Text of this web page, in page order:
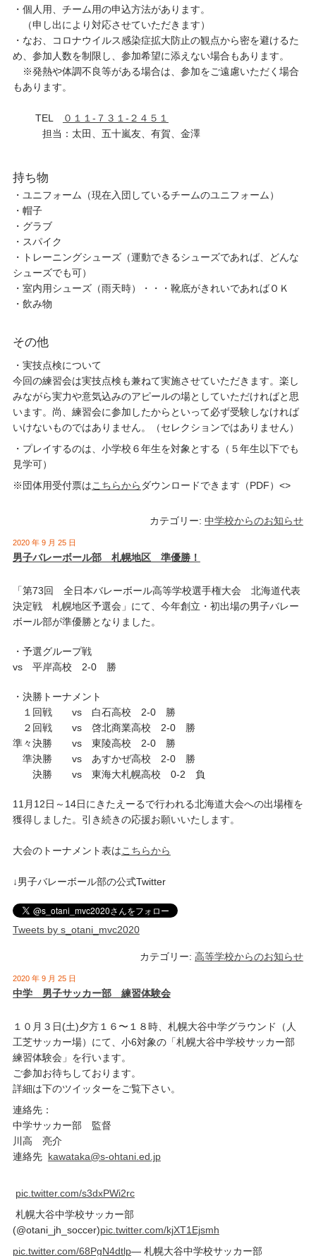
・個人用、チーム用の申込方法があります。
（申し出により対応させていただきます）
・なお、コロナウイルス感染症拡大防止の観点から密を避けるた
め、参加人数を制限し、参加希望に添えない場合もあります。
※発熱や体調不良等がある場合は、参加をご遠慮いただく場合
もあります。
TEL
０１１-７３１-２４５１
担当：太田、五十嵐友、有賀、金澤
持ち物
・ユニフォーム（現在入団しているチームのユニフォーム）
・帽子
・グラブ
・スパイク
・トレーニングシューズ（運動できるシューズであれば、どんな
シューズでも可）
・室内用シューズ（雨天時）・・・靴底がきれいであればＯＫ
・飲み物
その他
・実技点検について
今回の練習会は実技点検も兼ねて実施させていただきます。楽し
みながら実力や意気込みのアピールの場としていただければと思
います。尚、練習会に参加したからといって必ず受験しなければ
いけないものではありません。（セレクションではありません）
・プレイするのは、小学校６年生を対象とする（５年生以下でも
見学可）
※団体用受付票はこちらから ダウンロードできます（PDF）<>
カテゴリー:中学校からのお知らせ
2020 年 9 月 25 日
男子バレーボール部 札幌地区 準優勝！
「第73回 全日本バレーボール高等学校選手権大会 北海道代表
決定戦 札幌地区予選会」にて、今年創立・初出場の男子バレー
ボール部が準優勝となりました。
・予選グループ戦
vs 平岸高校 2-0 勝
・決勝トーナメント
１回戦 vs 白石高校 2-0 勝
２回戦 vs 啓北商業高校 2-0 勝
準々決勝 vs 東陵高校 2-0 勝
準決勝 vs あすかぜ高校 2-0 勝
決勝 vs 東海大札幌高校 0-2 負
11月12日～14日にきたえーるで行われる北海道大会への出場権を
獲得しました。引き続きの応援お願いいたします。
大会のトーナメント表はこちらから
↓男子バレーボール部の公式Twitter
Tweets by s_otani_mvc2020
カテゴリー:高等学校からのお知らせ
2020 年 9 月 25 日
中学 男子サッカー部 練習体験会
１０月３日(土)夕方１６〜１８時、札幌大谷中学グラウンド（人
工芝サッカー場）にて、小6対象の「札幌大谷中学校サッカー部
練習体験会」を行います。
ご参加お待ちしております。
詳細は下のツイッターをご覧下さい。
連絡先：
中学サッカー部 監督
川高 亮介
連絡先 kawataka@s-ohtani.ed.jp
pic.twitter.com/s3dxPWi2rc
札幌大谷中学校サッカー部
(@otani_jh_soccer)pic.twitter.com/kjXT1Ejsmh
pic.twitter.com/68PgN4dtlp— 札幌大谷中学校サッカー部